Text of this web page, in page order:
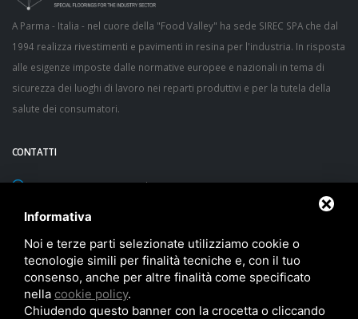
A Parma - Italia - nel cuore della "Food Valley" ha sede SIREC SPA che dal
1994 realizza rivestimenti e pavimenti in resina per l'industria. In risposta
alle esigenze imposte dalle normative europee e nazionali in tema di
sicurezza dei luoghi di lavoro nei reparti produttivi e per la tutela della
salute dei consumatori.
CONTATTI
via Sacca, 60/1 43052 Colorno (Parma) - ITALY
Latitudine 44° 57' 40" N - Longitudine 10° 22' 53" E - Altezza 20 m
TEL: +39 0521 312593
FAX: +39 0521 312596
sirec@sirec.it
Informativa
Noi e terze parti selezionate utilizziamo cookie o
tecnologie simili per finalità tecniche e, con il tuo
consenso, anche per altre finalità come specificato
nella cookie policy.
Chiudendo questo banner con la crocetta o cliccando